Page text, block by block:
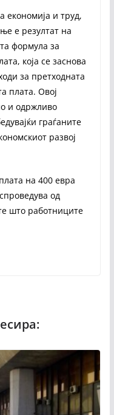
економија и труд,
е резултат на
формула за
која се заснова
за претходната
плата. Овој
и одржливо
граѓаните
развој
на 400 евра
од
што работниците